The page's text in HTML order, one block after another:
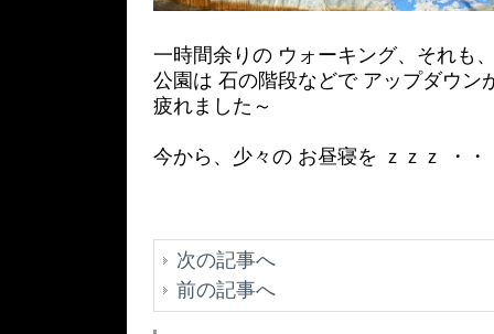
一時間余りの ウォーキング、それも
公園は 石の階段などで アップダウン
疲れました～
今から、少々の お昼寝を ｚｚｚ ・・
次の記事へ
前の記事へ